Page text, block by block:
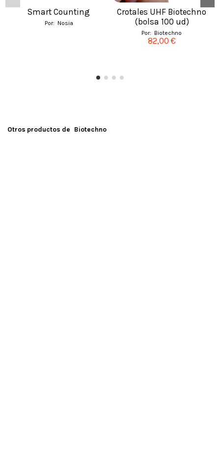
Smart Counting
Por: Nosia
Crotales UHF Biotechno
(bolsa 100 ud)
Por: Biotechno
82,00 €
Otros productos de Biotechno